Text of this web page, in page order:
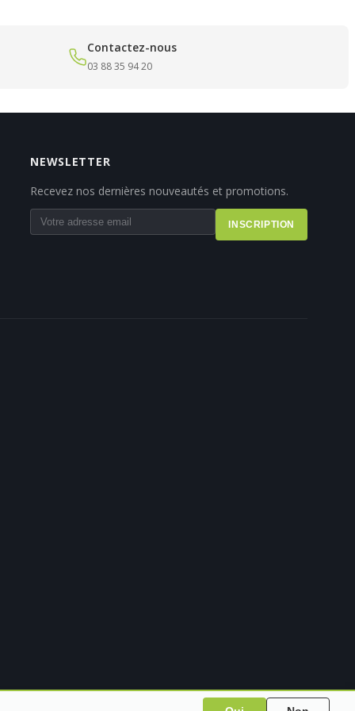
Contactez-nous
03 88 35 94 20
NEWSLETTER
Recevez nos dernières nouveautés et promotions.
INSCRIPTION